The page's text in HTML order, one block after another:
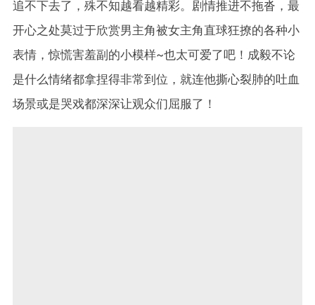
追不下去了，殊不知越看越精彩。剧情推进不拖沓，最
开心之处莫过于欣赏男主角被女主角直球狂撩的各种小
表情，惊慌害羞副的小模样~也太可爱了吧！成毅不论
是什么情绪都拿捏得非常到位，就连他撕心裂肺的吐血
场景或是哭戏都深深让观众们屈服了！